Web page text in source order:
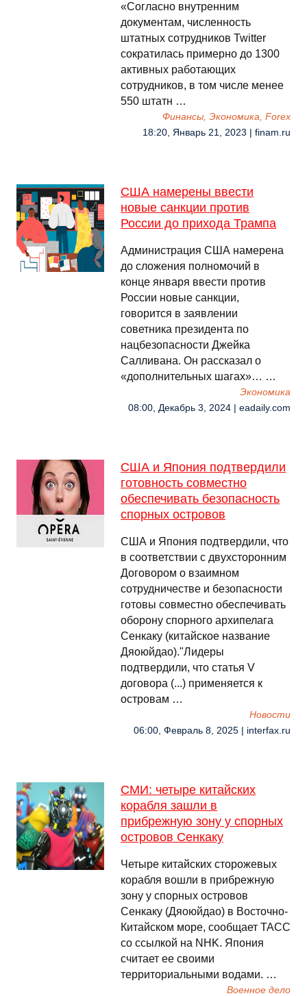
«Согласно внутренним
документам, численность
штатных сотрудников Twitter
сократилась примерно до 1300
активных работающих
сотрудников, в том числе менее
550 штатн …
Финансы, Экономика, Forex
18:20, Январь 21, 2023 | finam.ru
США намерены ввести
новые санкции против
России до прихода Трампа
Администрация США намерена
до сложения полномочий в
конце января ввести против
России новые санкции,
говорится в заявлении
советника президента по
нацбезопасности Джейка
Салливана. Он рассказал о
«дополнительных шагах»… …
Экономика
08:00, Декабрь 3, 2024 | eadaily.com
США и Япония подтвердили
готовность совместно
обеспечивать безопасность
спорных островов
США и Япония подтвердили, что
в соответствии с двухсторонним
Договором о взаимном
сотрудничестве и безопасности
готовы совместно обеспечивать
оборону спорного архипелага
Сенкаку (китайское название
Дяоюйдао)."Лидеры
подтвердили, что статья V
договора (...) применяется к
островам …
Новости
06:00, Февраль 8, 2025 | interfax.ru
СМИ: четыре китайских
корабля зашли в
прибрежную зону у спорных
островов Сенкаку
Четыре китайских сторожевых
корабля вошли в прибрежную
зону у спорных островов
Сенкаку (Дяоюйдао) в Восточно-
Китайском море, сообщает ТАСС
со ссылкой на NHK. Япония
считает ее своими
территориальными водами. …
Военное дело